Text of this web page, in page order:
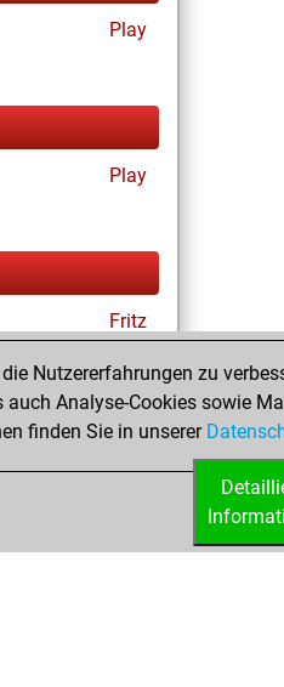
Play
Play
Fritz
Studies
Nutzererfahrungen zu
Analyse-Cookies sowie
finden Sie in unserer